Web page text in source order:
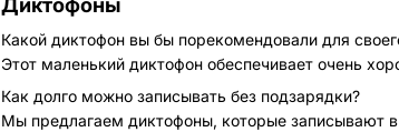
Диктофоны
Какой диктофон вы бы порекомендовали для
Этот маленький диктофон обеспечивает очень
Как долго можно записывать без подзарядки?
Мы предлагаем диктофоны, которые записывают